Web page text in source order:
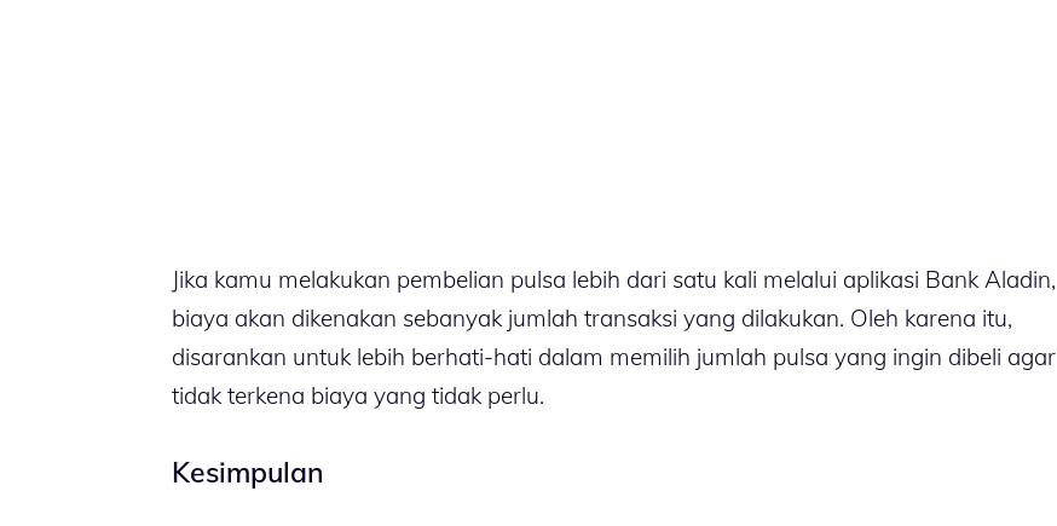
Jika kamu melakukan pembelian pulsa lebih dari satu kali melalui aplikasi Bank Aladin,
biaya akan dikenakan sebanyak jumlah transaksi yang dilakukan. Oleh karena itu,
disarankan untuk lebih berhati-hati dalam memilih jumlah pulsa yang ingin dibeli agar
tidak terkena biaya yang tidak perlu.
Kesimpulan